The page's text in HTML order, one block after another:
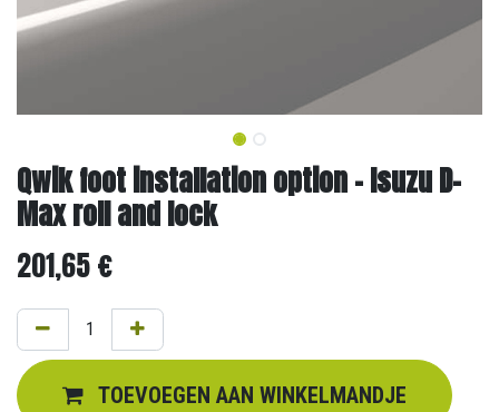
Qwik foot installation option - Isuzu D-
Max roll and lock
201,65€
TOEVOEGEN AAN WINKELMANDJE